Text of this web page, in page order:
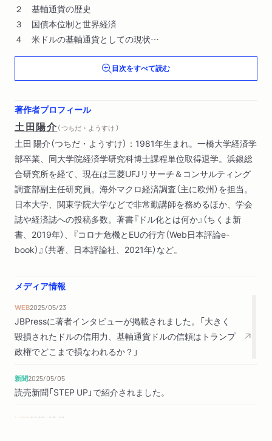
２ 基軸通貨の歴史
３ 国債本位制と世界経済
４ 米ドルの基軸通貨としての現状
第２章 ルーブル、円、ユーロと米ドル
１ ルーブル――ソ連型計画経済の挫折
３ ユーロ――通貨統合の限界
第３章 BRICSによるドル離れ
１ 進まぬ人民元の国際化
２ ロシアの急速な人民元化
３ BRICS共通通貨構想
第４章 脱ドル化の試みとその挫折
１ 暗号資産と脱ドル化
２ トルコの脱ドル化
１ 健全性を失う米国の経済運営
２ 経済制裁と米ドルの信用力
３ CBDCの登場と米ドル
終 章 基軸通貨と日本円
１ 利上げと日本円
３ 基軸通貨と日本経済
目次をすべて読む
著作者プロフィール
土田陽介（ つちだ・ようすけ ）
土田 陽介（つちだ・ようすけ）：1981年生まれ。一橋大学経済学
部卒業、同大学院経済学研究科博士課程単位取得退学。浜銀総
合研究所を経て、現在は三菱UFJリサーチ＆コンサルティング
調査部副主任研究員。海外マクロ経済調査（主に欧州）を担当。
日本大学、関東学院大学などで非常勤講師を務めるほか、学会
誌や経済誌への投稿多数。著書『ドル化とは何か』（ちくま新
書、2019年）、『コロナ危機とEUの行方（Web日本評論e-
book）』（共著、日本評論社、2021年）など。
メディア情報
WEB2025/05/23
JBPressに著者インタビューが掲載されました。「大きく
毀損されたドルの信用力、基軸通貨ドルの信頼はトランプ
政権でどこまで損なわれるか？」
新聞2025/05/05
読売新聞「STEP UP」で紹介されました。
WEB2025/03/12